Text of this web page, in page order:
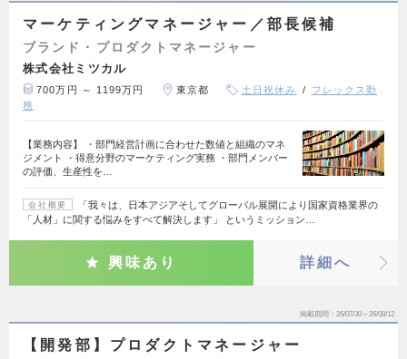
マーケティングマネージャー／部長候補
ブランド・プロダクトマネージャー
株式会社ミツカル
700万円 ～ 1199万円 東京都 土日祝休み
フレックス勤
務
【業務内容】 ・部門経営計画に合わせた数値と組織のマネ
ジメント ・得意分野のマーケティング実務 ・部門メンバー
の評価、生産性を…
会社概要
「我々は、日本アジアそしてグローバル展開により国家資格業界の
「人材」に関する悩みをすべて解決します」 というミッション…
興味あり 詳細へ
掲載期間 26/07/30～26/08/12
【開発部】プロダクトマネージャー